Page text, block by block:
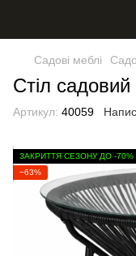
Садові меблі
Стіл
Артикул: 40059
ЗАКРИТТЯ СЕЗОНУ ДО -70%
−63%